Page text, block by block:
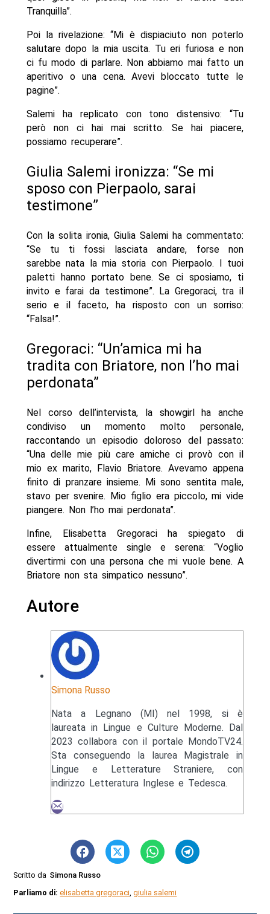
Tranquilla”.
Poi la rivelazione: “Mi è dispiaciuto non poterlo
salutare dopo la mia uscita. Tu eri furiosa e non
ci fu modo di parlare. Non abbiamo mai fatto un
aperitivo o una cena. Avevi bloccato tutte le
pagine”.
Salemi ha replicato con tono distensivo: “Tu
però non ci hai mai scritto. Se hai piacere,
possiamo recuperare”.
Giulia Salemi ironizza: “Se mi
sposo con Pierpaolo, sarai
testimone”
Con la solita ironia, Giulia Salemi ha commentato:
“Se tu ti fossi lasciata andare, forse non
sarebbe nata la mia storia con Pierpaolo. I tuoi
paletti hanno portato bene. Se ci sposiamo, ti
invito e farai da testimone”. La Gregoraci, tra il
serio e il faceto, ha risposto con un sorriso:
“Falsa!”.
Gregoraci: “Un’amica mi ha
tradita con Briatore, non l’ho mai
perdonata”
Nel corso dell’intervista, la showgirl ha anche
condiviso un momento molto personale,
raccontando un episodio doloroso del passato:
“Una delle mie più care amiche ci provò con il
mio ex marito, Flavio Briatore. Avevamo appena
finito di pranzare insieme. Mi sono sentita male,
stavo per svenire. Mio figlio era piccolo, mi vide
piangere. Non l’ho mai perdonata”.
Infine, Elisabetta Gregoraci ha spiegato di
essere attualmente single e serena: “Voglio
divertirmi con una persona che mi vuole bene. A
Briatore non sta simpatico nessuno”.
Autore
Simona Russo
Nata a Legnano (MI) nel 1998, si è
laureata in Lingue e Culture Moderne. Dal
2023 collabora con il portale MondoTV24.
Sta conseguendo la laurea Magistrale in
Lingue e Letterature Straniere, con
indirizzo Letteratura Inglese e Tedesca.
Scritto da Simona Russo
Parliamo di:elisabetta gregoraci,giulia salemi